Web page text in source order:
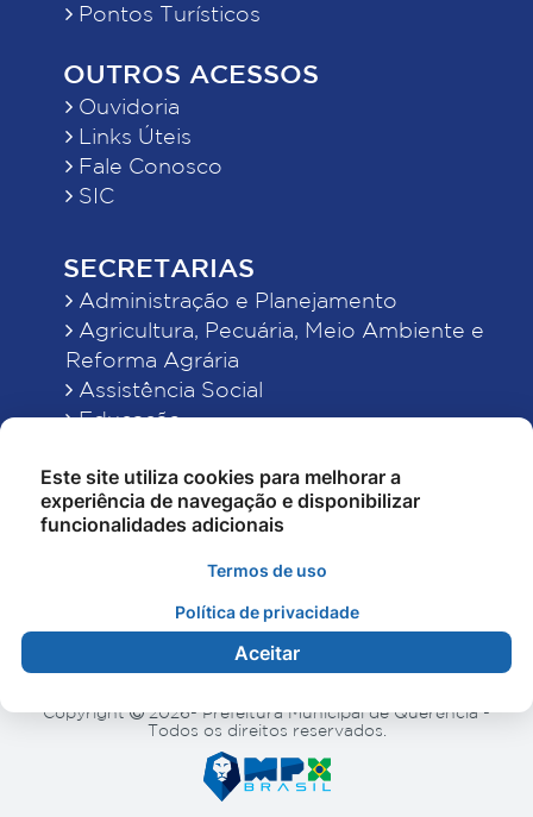
Pontos Turísticos
OUTROS ACESSOS
Ouvidoria
Links Úteis
Fale Conosco
SIC
SECRETARIAS
Administração e Planejamento
Agricultura, Pecuária, Meio Ambiente e
Reforma Agrária
Assistência Social
Educação
Finanças
Indústria, Comércio, Turismo, Ciência e
Tecnologia
Obras Públicas, Estradas e Rodagens
Saúde
Copyright
2026- Prefeitura Municipal de Querência -
Todos os direitos reservados.
Este site utiliza cookies para melhorar a
experiência de navegação e disponibilizar
funcionalidades adicionais
Termos de uso
Política de privacidade
Aceitar